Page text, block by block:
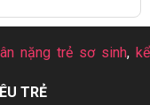
nặng trẻ sơ sinh,kể
TRẺ